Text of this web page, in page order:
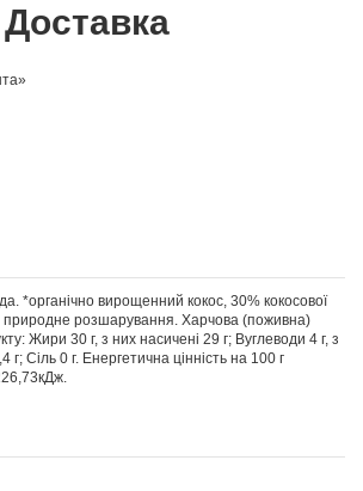
*органічно вирощенний кокос, 30% кокосової
природне розшарування. Харчова (поживна)
Жири 30 г, з них насичені 29 г; Вуглеводи 4 г, з
г; Сіль 0 г. Енергетична цінність на 100 г